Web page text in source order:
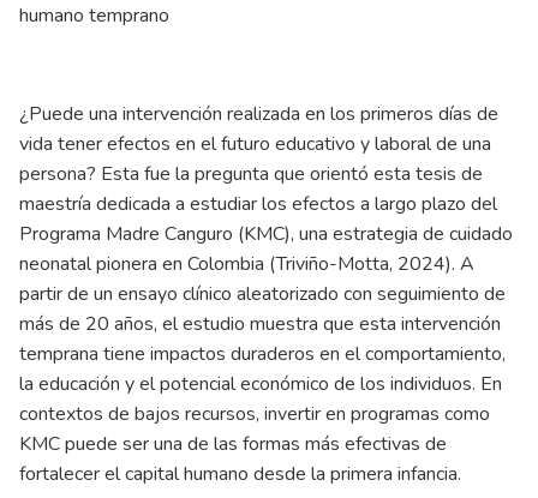
humano temprano
¿Puede una intervención realizada en los primeros días de
vida tener efectos en el futuro educativo y laboral de una
persona? Esta fue la pregunta que orientó esta tesis de
maestría dedicada a estudiar los efectos a largo plazo del
Programa Madre Canguro (KMC), una estrategia de cuidado
neonatal pionera en Colombia (Triviño-Motta, 2024). A
partir de un ensayo clínico aleatorizado con seguimiento de
más de 20 años, el estudio muestra que esta intervención
temprana tiene impactos duraderos en el comportamiento,
la educación y el potencial económico de los individuos. En
contextos de bajos recursos, invertir en programas como
KMC puede ser una de las formas más efectivas de
fortalecer el capital humano desde la primera infancia.